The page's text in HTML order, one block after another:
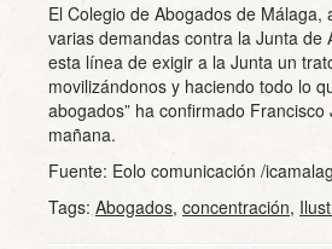
El Colegio de Abogados de
varias demandas contra la Junta de
esta línea de exigir a la Junta un
movilizándonos y haciendo todo lo
abogados” ha confirmado
mañana.
Fuente: Eolo comunicación /
Tags: Abogados, concentración,